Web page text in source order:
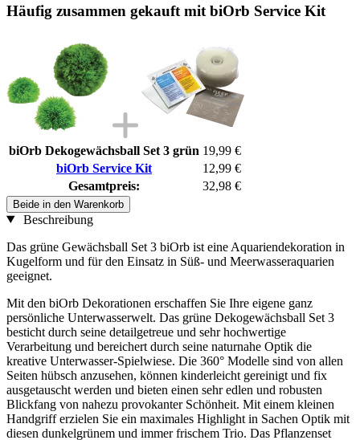
Häufig zusammen gekauft mit biOrb Service Kit
biOrb Dekogewächsball Set 3 grün 19,99 €
biOrb Service Kit
12,99 €
Gesamtpreis:
32,98 €
Beide in den Warenkorb
Beschreibung
Das grüne Gewächsball Set 3 biOrb ist eine Aquariendekoration in
Kugelform und für den Einsatz in Süß- und Meerwasseraquarien
geeignet.
Mit den biOrb Dekorationen erschaffen Sie Ihre eigene ganz
persönliche Unterwasserwelt. Das grüne Dekogewächsball Set 3
besticht durch seine detailgetreue und sehr hochwertige
Verarbeitung und bereichert durch seine naturnahe Optik die
kreative Unterwasser-Spielwiese. Die 360° Modelle sind von allen
Seiten hübsch anzusehen, können kinderleicht gereinigt und fix
ausgetauscht werden und bieten einen sehr edlen und robusten
Blickfang von nahezu provokanter Schönheit. Mit einem kleinen
Handgriff erzielen Sie ein maximales Highlight in Sachen Optik mit
diesen dunkelgrünem und immer frischem Trio. Das Pflanzenset